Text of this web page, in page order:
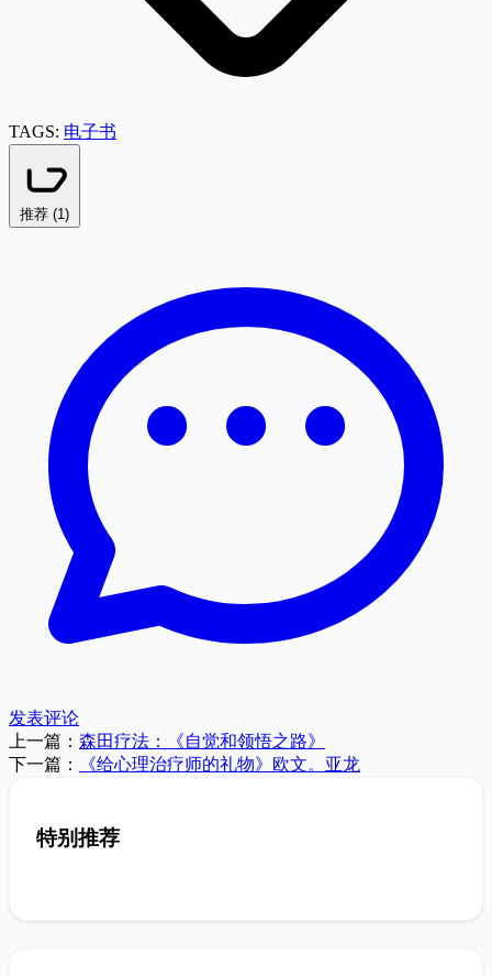
TAGS: 电子书
推荐 (1)
发表评论
上一篇： 森田疗法：《自觉和领悟之路》
下一篇：
《给心理治疗师的礼物》欧文。亚龙
特别推荐